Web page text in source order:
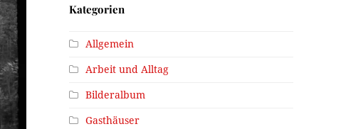
Kategorien
Allgemein
Arbeit und Alltag
Bilderalbum
Gasthäuser